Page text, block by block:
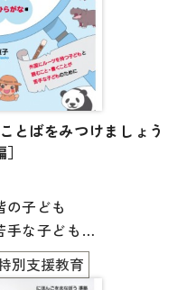
で、子どもたちが楽し
り入れられています。
援教育の専門家による
を掲載。
とばをみつけましょう
子ども
な子ども
も
別支援教育